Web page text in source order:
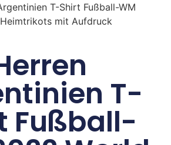
T-Shirt Fußball-WM
mit Aufdruck
T-
Fußball-